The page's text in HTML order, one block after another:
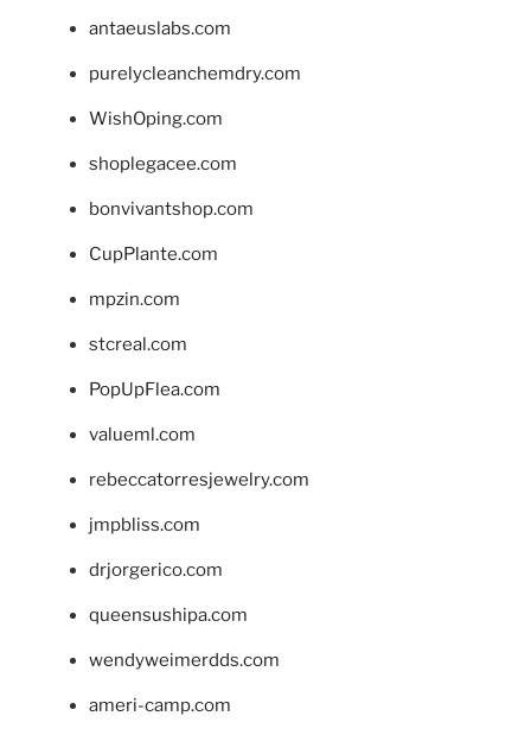
antaeuslabs.com
purelycleanchemdry.com
WishOping.com
shoplegacee.com
bonvivantshop.com
CupPlante.com
mpzin.com
stcreal.com
PopUpFlea.com
valueml.com
rebeccatorresjewelry.com
jmpbliss.com
drjorgerico.com
queensushipa.com
wendyweimerdds.com
ameri-camp.com